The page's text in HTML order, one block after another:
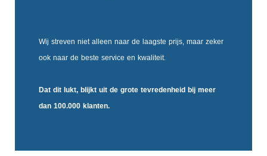
Wij streven niet alleen naar de laagste prijs, maar zeker
ook naar de beste service en kwaliteit.
Dat dit lukt, blijkt uit de grote tevredenheidbij meer
dan 100.000 klanten.